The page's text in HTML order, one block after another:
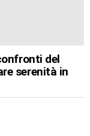
del
serenità in